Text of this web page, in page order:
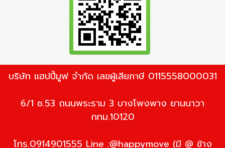
บริษัท แฮปปี้มูฟ จำกัด เลขผู้เสียภาษี 0115558000031
6/1 ซ.53 ถนนพระราม 3 บางโพงพาง ยานนาวา
กทม.10120
โทร.0914901555 Line :@happymove (มี @ ข้าง